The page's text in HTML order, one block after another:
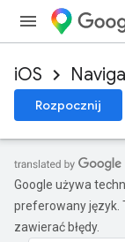
iOS
Rozpocznij
Google używa
preferowany język.
zawierać błędy.